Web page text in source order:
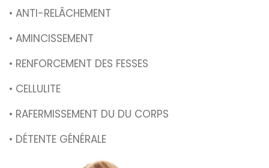
• ANTI-RELÂCHEMENT
• AMINCISSEMENT
• RENFORCEMENT DES FESSES
• CELLULITE
• RAFERMISSEMENT DU DU CORPS
• DÉTENTE GÉNÉRALE